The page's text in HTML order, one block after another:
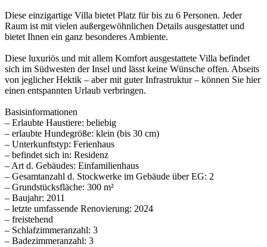
Diese einzigartige Villa bietet Platz für bis zu 6 Personen. Jeder
Raum ist mit vielen außergewöhnlichen Details ausgestattet und
bietet Ihnen ein ganz besonderes Ambiente.
Diese luxuriös und mit allem Komfort ausgestattete Villa befindet
sich im Südwesten der Insel und lässt keine Wünsche offen. Abseits
von jeglicher Hektik – aber mit guter Infrastruktur – können Sie hier
einen entspannten Urlaub verbringen.
Basisinformationen
– Erlaubte Haustiere: beliebig
– erlaubte Hundegröße: klein (bis 30 cm)
– Unterkunftstyp: Ferienhaus
– befindet sich in: Residenz
– Art d. Gebäudes: Einfamilienhaus
– Gesamtanzahl d. Stockwerke im Gebäude über EG: 2
– Grundstücksfläche: 300 m²
– Baujahr: 2011
– letzte umfassende Renovierung: 2024
– freistehend
– Schlafzimmeranzahl: 3
– Badezimmeranzahl: 3